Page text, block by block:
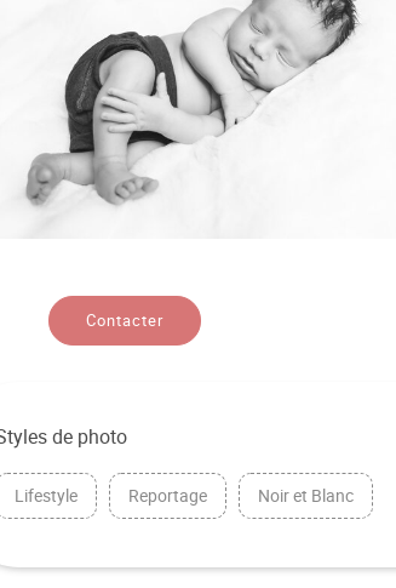
Contacter
de photo
Lifestyle Reportage Noir et Blanc